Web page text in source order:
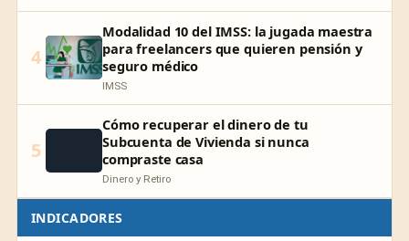
4
Modalidad 10 del IMSS: la jugada maestra
para freelancers que quieren pensión y
seguro médico
IMSS
5
Cómo recuperar el dinero de tu
Subcuenta de Vivienda si nunca
compraste casa
Dinero y Retiro
INDICADORES